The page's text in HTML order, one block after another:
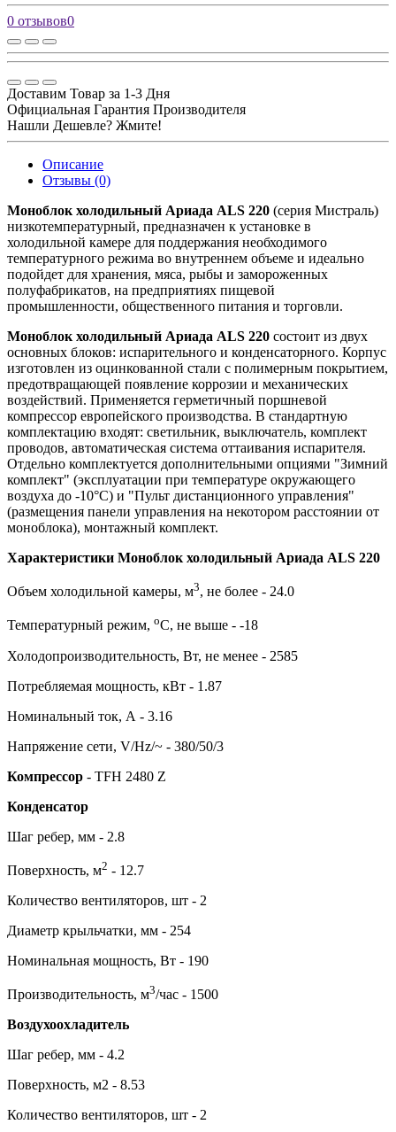
0 отзывов0
Доставим Товар за 1-3 Дня
Официальная Гарантия Производителя
Нашли Дешевле? Жмите!
Описание
Отзывы (0)
Моноблок холодильный Ариада ALS 220 (серия Мистраль)
низкотемпературный, предназначен к установке в
холодильной камере для поддержания необходимого
температурного режима во внутреннем объеме и идеально
подойдет для хранения, мяса, рыбы и замороженных
полуфабрикатов, на предприятиях пищевой
промышленности, общественного питания и торговли.
Моноблок холодильный Ариада ALS 220 состоит из двух
основных блоков: испарительного и конденсаторного. Корпус
изготовлен из оцинкованной стали с полимерным покрытием,
предотвращающей появление коррозии и механических
воздействий. Применяется герметичный поршневой
компрессор европейского производства. В стандартную
комплектацию входят: светильник, выключатель, комплект
проводов, автоматическая система оттаивания испарителя.
Отдельно комплектуется дополнительными опциями "Зимний
комплект" (эксплуатации при температуре окружающего
воздуха до -10°С) и "Пульт дистанционного управления"
(размещения панели управления на некотором расстоянии от
моноблока), монтажный комплект.
Характеристики Моноблок холодильный Ариада ALS 220
Объем холодильной камеры, м3, не более - 24.0
Температурный режим, оС, не выше - -18
Холодопроизводительность, Вт, не менее - 2585
Потребляемая мощность, кВт - 1.87
Номинальный ток, А - 3.16
Напряжение сети, V/Hz/~ - 380/50/3
Компрессор - TFH 2480 Z
Конденсатор
Шаг ребер, мм - 2.8
Поверхность, м2 - 12.7
Количество вентиляторов, шт - 2
Диаметр крыльчатки, мм - 254
Номинальная мощность, Вт - 190
Производительность, м3/час - 1500
Воздухоохладитель
Шаг ребер, мм - 4.2
Поверхность, м2 - 8.53
Количество вентиляторов, шт - 2